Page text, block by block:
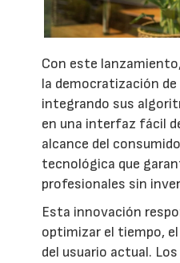
Con este
la democratización
integrando sus
en una interfaz fácil
alcance del
tecnológica que
profesionales sin
Esta innovación
optimizar el tiempo,
del usuario actual.